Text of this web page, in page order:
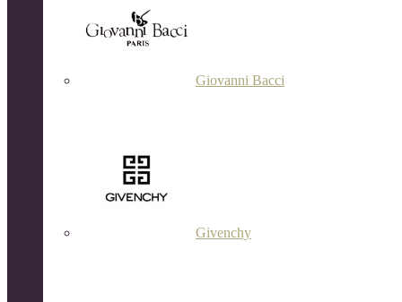
Giovanni Bacci
Givenchy